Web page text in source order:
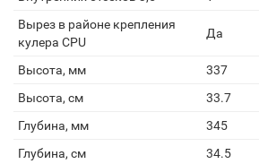
Вырез в районе крепления
кулера CPU
Да
Высота, мм
337
Высота, см
33.7
Глубина, мм
345
Глубина, см
34.5